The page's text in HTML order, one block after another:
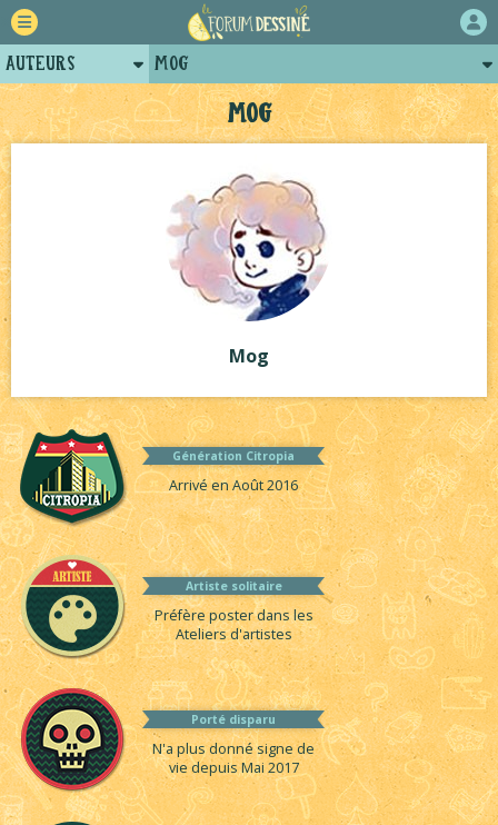
Mog
Mog
Génération Citropia
Arrivé en Août 2016
Artiste solitaire
Préfère poster dans les
Ateliers d'artistes
Porté disparu
N'a plus donné signe de
vie depuis Mai 2017
Auteurs
Retour
Forum
Projets
Tutoriels
Mog
Posts de mog